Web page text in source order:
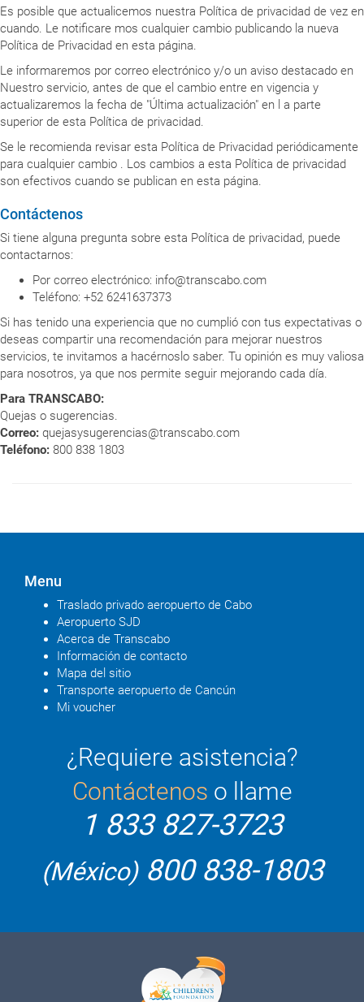
Es posible que actualicemos nuestra Política de privacidad de vez en
cuando. Le notificare mos cualquier cambio publicando la nueva
Política de Privacidad en esta página.
Le informaremos por correo electrónico y/o un aviso destacado en
Nuestro servicio, antes de que el cambio entre en vigencia y
actualizaremos la fecha de "Última actualización" en l a parte
superior de esta Política de privacidad.
Se le recomienda revisar esta Política de Privacidad periódicamente
para cualquier cambio . Los cambios a esta Política de privacidad
son efectivos cuando se publican en esta página.
Contáctenos
Si tiene alguna pregunta sobre esta Política de privacidad, puede
contactarnos:
Por correo electrónico: info@transcabo.com
Teléfono: +52 6241637373
Si has tenido una experiencia que no cumplió con tus expectativas o
deseas compartir una recomendación para mejorar nuestros
servicios, te invitamos a hacérnoslo saber. Tu opinión es muy valiosa
para nosotros, ya que nos permite seguir mejorando cada día.
Para TRANSCABO:
Quejas o sugerencias.
Correo: quejasysugerencias@transcabo.com
Teléfono: 800 838 1803
Menu
Traslado privado aeropuerto de Cabo
Aeropuerto SJD
Acerca de Transcabo
Información de contacto
Mapa del sitio
Transporte aeropuerto de Cancún
Mi voucher
¿Requiere asistencia?
Contáctenos o llame
1 833 827-3723
(México)800 838-1803